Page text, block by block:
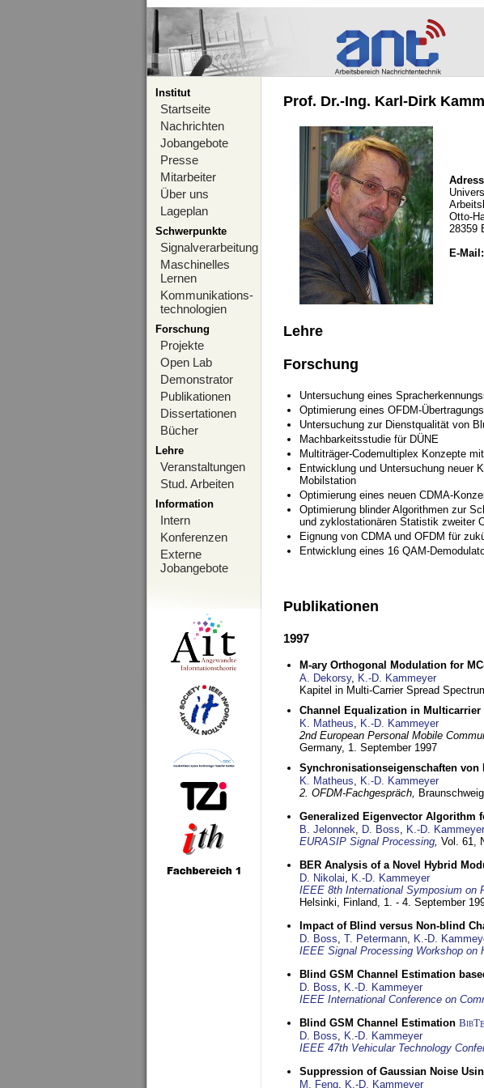
Institut
Startseite
Nachrichten
Jobangebote
Presse
Mitarbeiter
Über uns
Lageplan
Schwerpunkte
Signalverarbeitung
Maschinelles
Lernen
Kommunikations-
technologien
Forschung
Projekte
Open Lab
Demonstrator
Publikationen
Dissertationen
Bücher
Lehre
Veranstaltungen
Stud. Arbeiten
Information
Intern
Konferenzen
Externe
Jobangebote
Prof. Dr.-Ing. Karl-Dirk
Otto-
28359
E-Mail :
Lehre
Forschung
Untersuchung eines
Optimierung eines OFDM-
Untersuchung zur Dienstqualität von
Machbarkeitsstudie für DÜNE
Multiträger-Codemultiplex Konzepte
Entwicklung und Untersuchung neuer
Mobilstation
Optimierung eines neuen CDMA-
Optimierung blinder Algorithmen zur
und zyklostationären Statistik zweiter
Eignung von CDMA und OFDM für
Entwicklung eines 16 QAM-
Publikationen
1997
M-ary Orthogonal Modulation for
A. Dekorsy, K.-D. Kammeyer
Kapitel in Multi-Carrier Spread
Channel Equalization in
K. Matheus, K.-D. Kammeyer
2nd European Personal Mobile
Germany, 1. September 1997
Synchronisationseigenschaften
K. Matheus, K.-D. Kammeyer
2. OFDM-Fachgespräch,
Generalized Eigenvector Algorithm
B. Jelonnek, D. Boss, K.-D. Kammeyer
EURASIP Signal Processing, Vol. 61,
BER Analysis of a Novel Hybrid
D. Nikolai, K.-D. Kammeyer
IEEE 8th International Symposium on
Helsinki, Finland, 1. - 4. September
Impact of Blind versus Non-blind
D. Boss, T. Petermann, K.-D.
IEEE Signal Processing Workshop on
Blind GSM Channel Estimation
D. Boss, K.-D. Kammeyer
IEEE International Conference on
Blind GSM Channel Estimation BibT
D. Boss, K.-D. Kammeyer
IEEE 47th Vehicular Technology
Suppression of Gaussian Noise
M. Feng, K.-D. Kammeyer